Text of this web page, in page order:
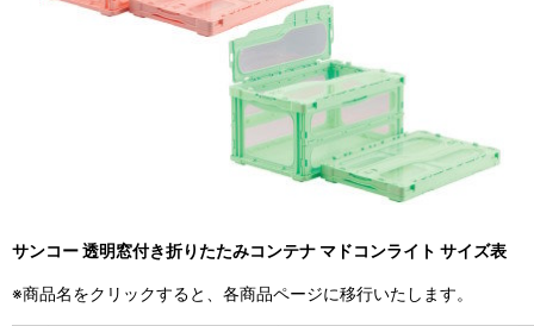
サンコー 透明窓付き折りたたみコンテナ マドコンライト サイズ表
※商品名をクリックすると、各商品ページに移行いたします。